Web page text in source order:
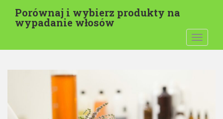
j
Porównaj i wybierz produkty na
wypadanie włosów